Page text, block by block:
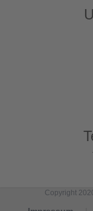
Copyright